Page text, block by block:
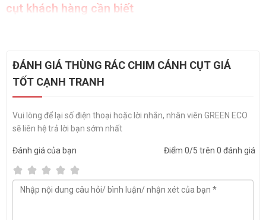
cụt khách hàng cần biết
– Có giỏ PVC đựng rác bên trong.
– Xuất sứ: hàng Việt Nam mới 100%.
ĐÁNH GIÁ THÙNG RÁC CHIM CÁNH CỤT GIÁ
TỐT CẠNH TRANH
Vui lòng để lại số điện thoại hoặc lời nhắn, nhân viên GREEN ECO
sẽ liên hệ trả lời bạn sớm nhất
Đánh giá của bạn Điểm 0/5 trên 0 đánh giá